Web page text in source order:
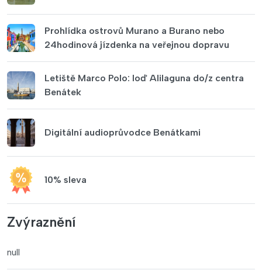
Prohlídka ostrovů Murano a Burano nebo
24hodinová jízdenka na veřejnou dopravu
Letiště Marco Polo: loď Alilaguna do/z centra
Benátek
Digitální audioprůvodce Benátkami
10% sleva
Zvýraznění
null